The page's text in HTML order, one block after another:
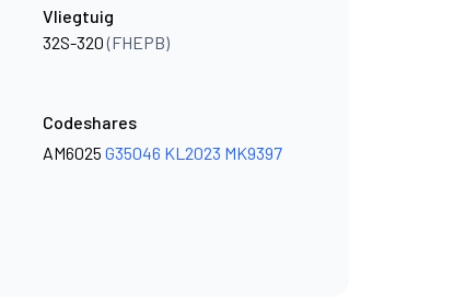
Vliegtuig
32S-320(FHEPB)
Codeshares
AM6025 G35046 KL2023 MK9397